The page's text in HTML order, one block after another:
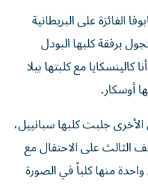
الفائزة على البريطانية
برفقة كلبها البودل
كالينسكايا مع كلبتها بيلا
أوسكار.
الأخرى جلبت كلبها سبانييل،
الثالث على الاحتفال مع
منها كلباً في الصورة